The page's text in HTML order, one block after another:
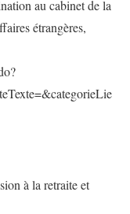
au cabinet de la
étrangères,
à la retraite et